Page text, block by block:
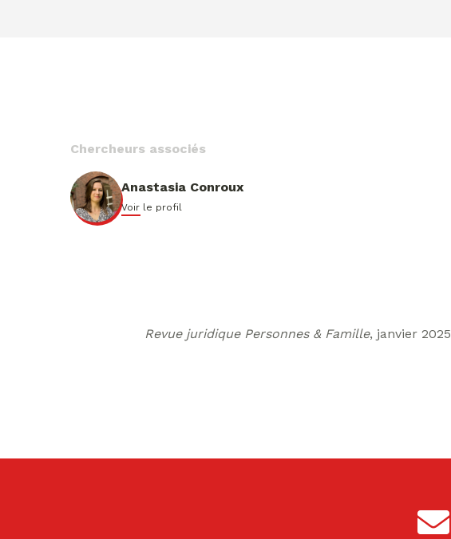
Chercheurs associés
Anastasia Conroux
Voir le profil
Revue juridique Personnes & Famille, janvier 2025